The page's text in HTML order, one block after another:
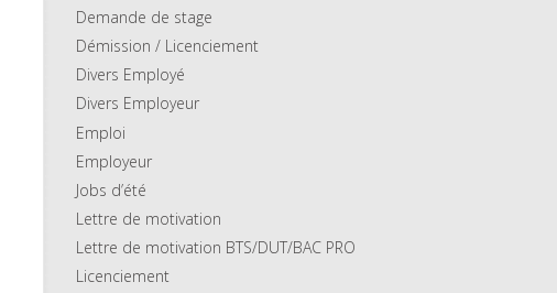
Demande de stage
Démission / Licenciement
Divers Employé
Divers Employeur
Emploi
Employeur
Jobs d’été
Lettre de motivation
Lettre de motivation BTS/DUT/BAC PRO
Licenciement